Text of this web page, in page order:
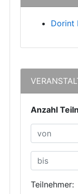
Dorint
Anzahl
Teilnehmer: